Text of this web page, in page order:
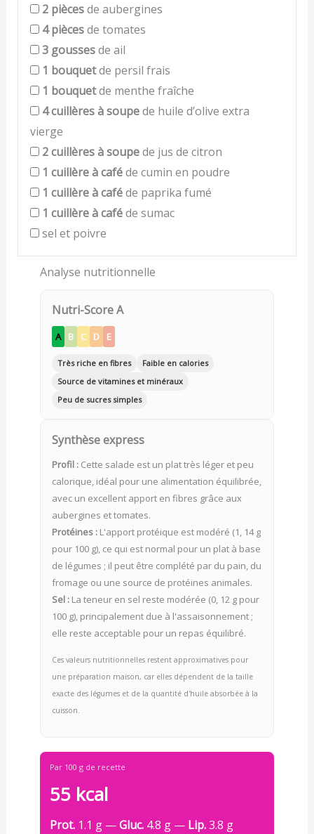
2 piècesde aubergines
4 piècesde tomates
3 goussesde ail
1 bouquetde persil frais
1 bouquetde menthe fraîche
4cuillères à soupede huile d’olive extra
vierge
2cuillères à soupede jus de citron
1 cuillère à caféde cumin en poudre
1 cuillère à caféde paprika fumé
1 cuillère à caféde sumac
sel et poivre
Analyse nutritionnelle
Nutri-Score A
A B C D E
Très riche en fibres
Faible en calories
Source de vitamines et minéraux
Peu de sucres simples
Synthèse express
Profil :Cette salade est un plat très léger et peu
calorique, idéal pour une alimentation équilibrée,
avec un excellent apport en fibres grâce aux
aubergines et tomates.
Protéines :L'apport protéique est modéré (1, 14 g
pour 100 g), ce qui est normal pour un plat à base
de légumes ; il peut être complété par du pain, du
fromage ou une source de protéines animales.
Sel :La teneur en sel reste modérée (0, 12 g pour
100 g), principalement due à l'assaisonnement ;
elle reste acceptable pour un repas équilibré.
Ces valeurs nutritionnelles restent approximatives pour
une préparation maison, car elles dépendent de la taille
exacte des légumes et de la quantité d'huile absorbée à la
cuisson.
Par 100 g de recette
55 kcal
Prot.1.1 g —Gluc.4.8 g — Lip.3.8 g